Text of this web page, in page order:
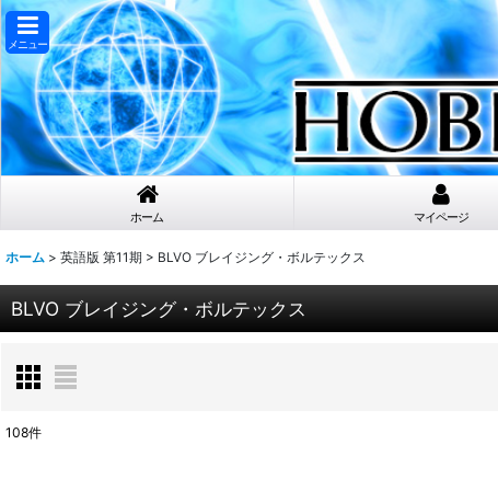
メニュー
ホーム マイページ
ホーム > 英語版 第11期 > BLVO ブレイジング・ボルテックス
BLVO ブレイジング・ボルテックス
108件